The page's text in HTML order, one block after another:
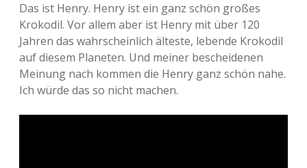
Nur mal so
Täglicher Sinnwahn
Visuelles
Adventskalender 2011
Adventskalender 2012
Adventskalender 2013
Das ist Henry. Henry ist ein ganz schön großes
Krokodil. Vor allem aber ist Henry mit über 120
Jahren das wahrscheinlich älteste, lebende Krokodil
auf diesem Planeten. Und meiner bescheidenen
Meinung nach kommen die Henry ganz schön nahe.
Ich würde das so nicht machen.